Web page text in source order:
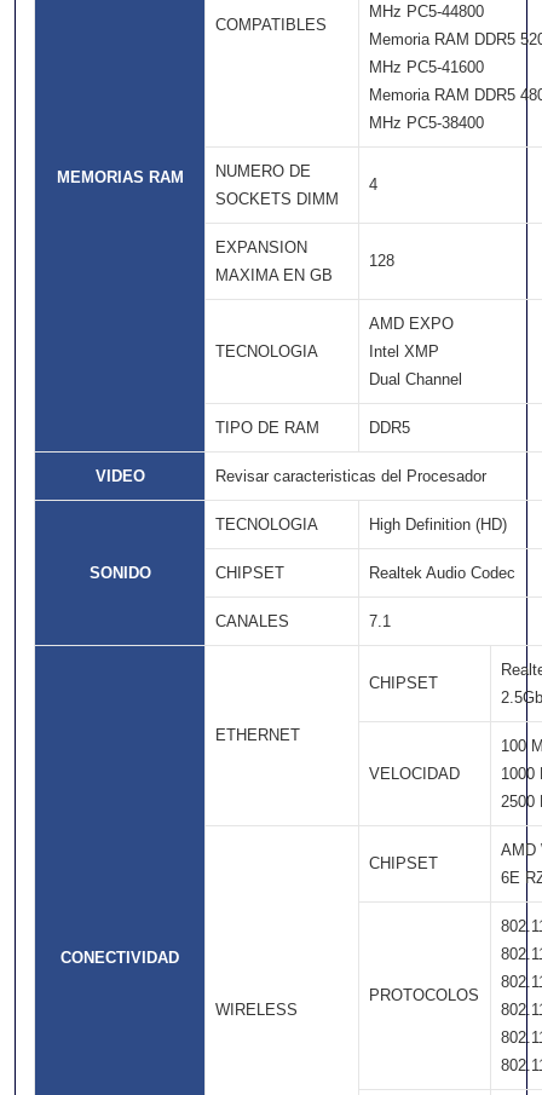
MEMORIAS RAM
COMPATIBLES
MHz PC5-44800
Memoria RAM DDR5
MHz PC5-41600
Memoria RAM DDR5
MHz PC5-38400
NUMERO DE
SOCKETS DIMM
4
EXPANSION
MAXIMA EN GB
128
TECNOLOGIA
AMD EXPO
Intel XMP
Dual Channel
TIPO DE RAM DDR5
VIDEO Revisar caracteristicas del Procesador
SONIDO
TECNOLOGIA High Definition (HD)
CHIPSET Realtek Audio Codec
CANALES 7.1
CONECTIVIDAD
ETHERNET
CHIPSET
VELOCIDAD
100
1000
2500
WIRELESS
CHIPSET
AMD
6E
PROTOCOLOS